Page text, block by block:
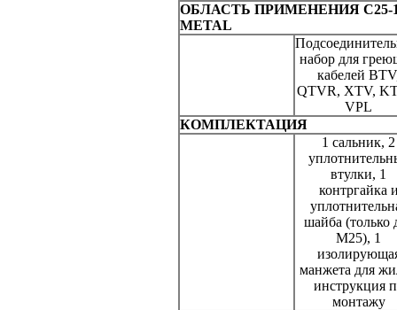
ОБЛАСТЬ ПРИМЕНЕНИЯ C25-
METAL
набор для
кабелей
QTVR, XTV,
VPL
КОМПЛЕКТАЦИЯ
1 сальник, 2
втулки, 1
контргайка
шайба (только
М25), 1
манжета для
инструкция
монтажу